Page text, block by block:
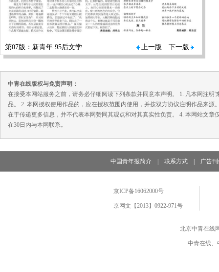
第07版：新青年 95后文学 上一版 下一版
中青在线版权与免责声明：
在接受本网站服务之前，请务必仔细阅读下列条款并同意本声明。 1. 凡本网注
品。 2. 本网授权使用作品的，应在授权范围内使用，并按双方协议注明作品来
在于传递更多信息，并不代表本网赞同其观点和对其真实性负责。 4. 本网站文
在30日内与本网联系。
中国青年报简介 联系方式 广告刊
京ICP备16062000号
京网文【2013】0922-971号
北京中青在线
中青在线、